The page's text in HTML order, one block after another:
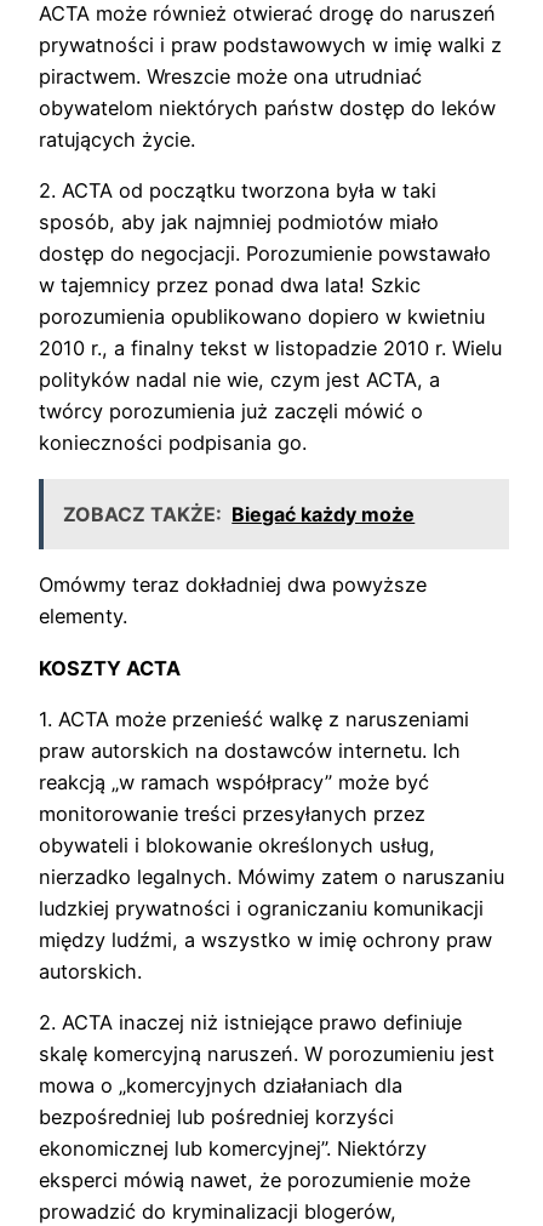
ACTA może również otwierać drogę do naruszeń
prywatności i praw podstawowych w imię walki z
piractwem. Wreszcie może ona utrudniać
obywatelom niektórych państw dostęp do leków
ratujących życie.
2. ACTA od początku tworzona była w taki
sposób, aby jak najmniej podmiotów miało
dostęp do negocjacji. Porozumienie powstawało
w tajemnicy przez ponad dwa lata! Szkic
porozumienia opublikowano dopiero w kwietniu
2010 r., a finalny tekst w listopadzie 2010 r. Wielu
polityków nadal nie wie, czym jest ACTA, a
twórcy porozumienia już zaczęli mówić o
konieczności podpisania go.
ZOBACZ TAKŻE: Biegać każdy może
Omówmy teraz dokładniej dwa powyższe
elementy.
KOSZTY ACTA
1. ACTA może przenieść walkę z naruszeniami
praw autorskich na dostawców internetu. Ich
reakcją „w ramach współpracy” może być
monitorowanie treści przesyłanych przez
obywateli i blokowanie określonych usług,
nierzadko legalnych. Mówimy zatem o naruszaniu
ludzkiej prywatności i ograniczaniu komunikacji
między ludźmi, a wszystko w imię ochrony praw
autorskich.
2. ACTA inaczej niż istniejące prawo definiuje
skalę komercyjną naruszeń. W porozumieniu jest
mowa o „komercyjnych działaniach dla
bezpośredniej lub pośredniej korzyści
ekonomicznej lub komercyjnej”. Niektórzy
eksperci mówią nawet, że porozumienie może
prowadzić do kryminalizacji blogerów,